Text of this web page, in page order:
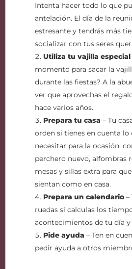
Intenta hacer todo lo que
antelación. El día de la
estresante y tendrás más
socializar con tus seres
Utiliza tu vajilla
momento para sacar la
durante las fiestas? A la
ver que aprovechas el
hace varios años.
Prepara tu casa– Tu
orden si tienes en cuenta lo
necesitar para la ocasión,
perchero nuevo, alfombras
mesas y sillas extra para
sientan como en casa.
Prepara un calendario –
ruedas si calculas los
acontecimientos de tu día y
Pide ayuda – Ten en
pedir ayuda a otros